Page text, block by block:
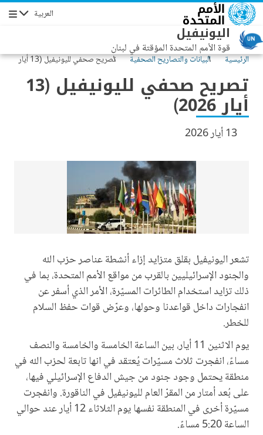
تجاوز إلى المحتوى الرئيسي العربية التنقل
اليونيفيل
قوة الأمم المتحدة المؤقتة في لبنان
الرئيسية البيانات والتصاريح الصحفية
تصريح صحفي لليونيفيل (13 أيار
تصريح صحفي لليونيفيل (13
أيار 2026)
13 أيار 2026
تشعر اليونيفيل بقلق متزايد إزاء أنشطة عناصر حزب الله
والجنود الإسرائيليين بالقرب من مواقع الأمم المتحدة، بما في
ذلك تزايد استخدام الطائرات المسيّرة، الأمر الذي أسفر عن
انفجارات داخل قواعدنا وحولها، وعرّض قوات حفظ السلام
للخطر.
يوم الاثنين 11 أيار، بين الساعة الخامسة والخامسة والنصف
مساءً، انفجرت ثلاث مسيّرات يُعتقد في انها تابعة لحزب الله في
منطقة يحتمل وجود جنود من جيش الدفاع الإسرائيلي فيها،
على بُعد أمتار من المقرّ العام لليونيفيل في الناقورة. وانفجرت
مسيّرة أخرى في المنطقة نفسها يوم الثلاثاء 12 أيار عند حوالي
الساعة 5:20 مساءً.